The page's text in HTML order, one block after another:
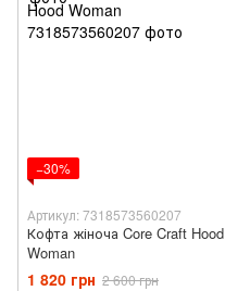
−30%
Артикул: 7318573560207
Кофта жіноча Core Craft Hood
Woman
1 820 грн 2 600 грн